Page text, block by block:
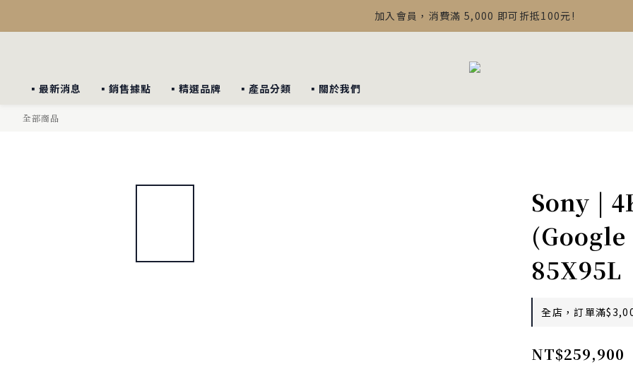
【最新公告】Devialet Mania 盒內配件調整說明
加入會員，消費滿 5,000 即可折抵100元!
▪︎最新消息 ▪︎銷售據點 ▪︎精選品牌 ▪︎產品分類 ▪︎關於我們
全部商品
Sony |
85X95L
全店，訂單滿
NT$259,900